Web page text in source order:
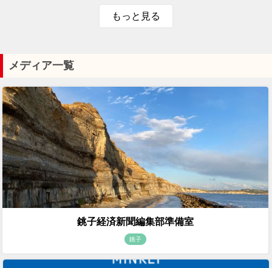
もっと見る
メディア一覧
銚子経済新聞編集部準備室
銚子